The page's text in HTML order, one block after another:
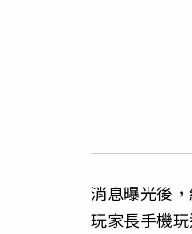
消息曝光後
玩家長手機